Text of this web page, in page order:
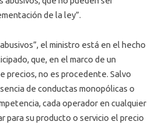
de la ley”.
el ministro está en el hecho
que, en el marco de un
precios, no es procedente. Salvo
de conductas monopólicas o
cada operador en cualquier
para su producto o servicio el precio